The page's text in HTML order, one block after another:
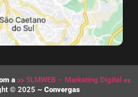
a
SLMWEB – Marketing Digital
© 2025 ~ Convergas